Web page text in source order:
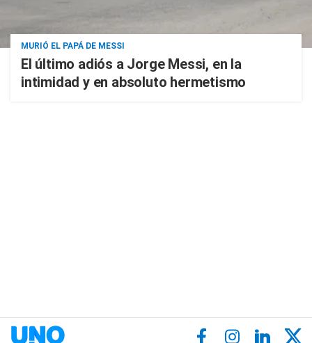
MURIÓ EL PAPÁ DE MESSI
El último adiós a Jorge Messi, en la
intimidad y en absoluto hermetismo